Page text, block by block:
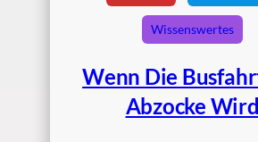
Wissenswertes
Wenn Die
Abzocke Wird